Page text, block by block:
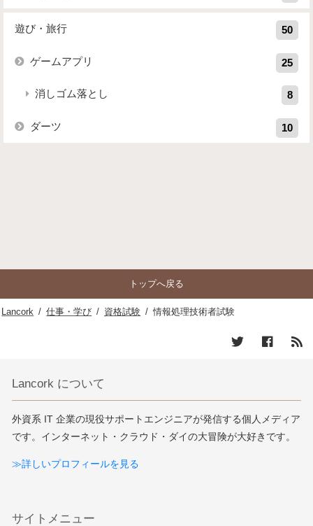
遊び・旅行 50
ゲームアプリ 25
消しゴム落とし 8
ダーツ 10
トップへ戻る
Lancork / 仕事・学び / 資格試験 / 情報処理技術者試験
Lancork について
外資系 IT 企業の現役サポートエンジニアが発信する個人メディア
です。インターネット・クラウド・ダイの大冒険が大好きです。
≫詳しいプロフィールを見る
サイトメニュー